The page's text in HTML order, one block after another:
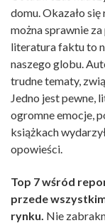
domu. Okazało
można sprawnie
literatura faktu to
naszego globu.
trudne tematy,
Jedno jest pewne,
ogromne emocje,
książkach
opowieści.
Top 7 wśród
przede
rynku. Nie